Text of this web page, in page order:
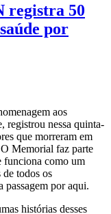
registra 50
por
aos
registrou nessa quinta-
que morreram em
Memorial faz parte
funciona como um
de todos os
passagem por aqui.
histórias desses